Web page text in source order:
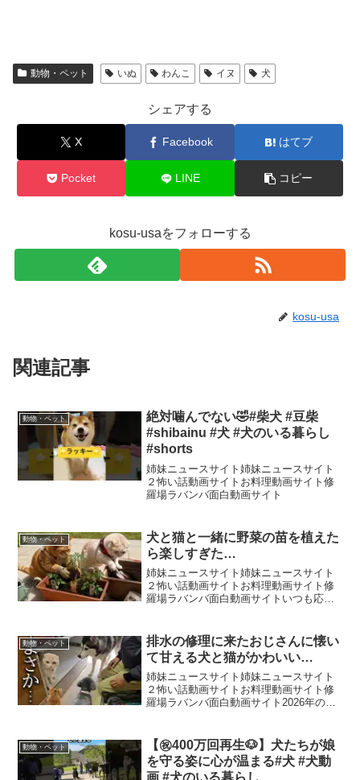
動物・ペット いぬ わんこ イヌ 犬
シェアする
X Facebook はてブ
Pocket LINE コピー
kosu-usaをフォローする
kosu-usa
関連記事
動物・ペット
絶対噛んでない🤣#柴犬 #豆柴
#shibainu #犬 #犬のいる暮らし
#shorts
姉妹ニュースサイト姉妹ニュースサイト
２怖い話動画サイトお料理動画サイト修
羅場ラバンバ面白動画サイト
動物・ペット
犬と猫と一緒に野菜の苗を植えた
ら楽しすぎた…
姉妹ニュースサイト姉妹ニュースサイト
２怖い話動画サイトお料理動画サイト修
羅場ラバンバ面白動画サイトいつも応援
いノートですグラスアクリルスタンドメ
ッシュポケットサコッシュ...
動物・ペット
排水の修理に来たおじさんに懐い
て甘える犬と猫がかわいい…
姉妹ニュースサイト姉妹ニュースサイト
２怖い話動画サイトお料理動画サイト修
羅場ラバンバ面白動画サイト2026年のカ
もちろん、今回は素敵なステッカーや使
いやすいボールペンも...
動物・ペット
【㊗️400万回再生🐶】犬たちが娘
を守る姿に心が温まる#犬 #犬動